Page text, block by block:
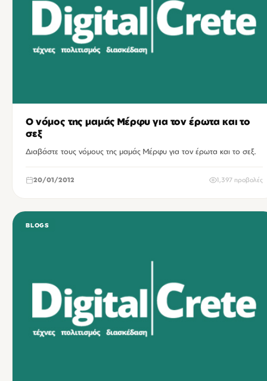
Ο νόμος της μαμάς Μέρφυ για τον έρωτα και το
σεξ
Διαβάστε τους νόμους της μαμάς Μέρφυ για τον έρωτα και το σεξ.
20/01/2012 1,397 προβολές
BLOGS